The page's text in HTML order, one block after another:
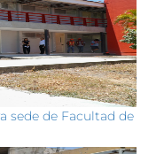
sede de Facultad de